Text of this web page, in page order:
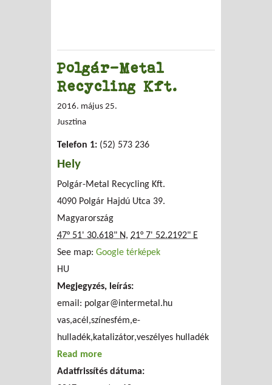
Polgár-Metal
Recycling Kft.
2016. május 25.
Jusztina
Telefon 1: (52) 573 236
Hely
Polgár-Metal Recycling Kft.
4090 Polgár Hajdú Utca 39.
Magyarország
47° 51' 30.618" N, 21° 7' 52.2192" E
See map: Google térképek
HU
Megjegyzés, leírás:
email: polgar@intermetal.hu
vas,acél,színesfém,e-
hulladék,katalizátor,veszélyes hulladék
Read more
Adatfrissítés dátuma: